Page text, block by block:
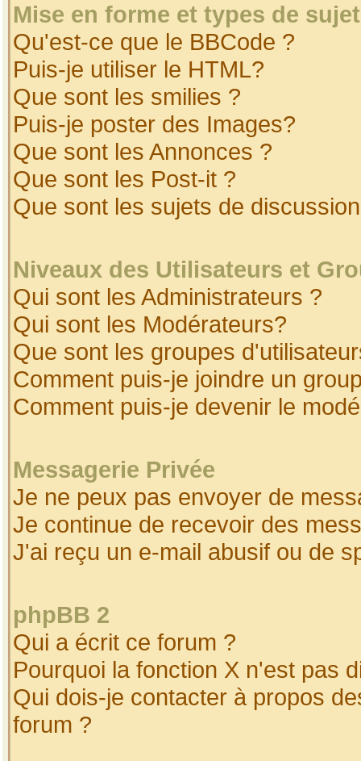
Mise en forme et types de
Qu'est-ce que le BBCode ?
Puis-je utiliser le HTML?
Que sont les smilies ?
Puis-je poster des Images?
Que sont les Annonces ?
Que sont les Post-it ?
Que sont les sujets de
Niveaux des Utilisateurs et
Qui sont les Administrateurs ?
Qui sont les Modérateurs?
Que sont les groupes
Comment puis-je joindre un
Comment puis-je devenir le
Messagerie Privée
Je ne peux pas envoyer de
Je continue de recevoir des
J'ai reçu un e-mail abusif ou de
phpBB 2
Qui a écrit ce forum ?
Pourquoi la fonction X n'est pas
Qui dois-je contacter à propos
forum ?